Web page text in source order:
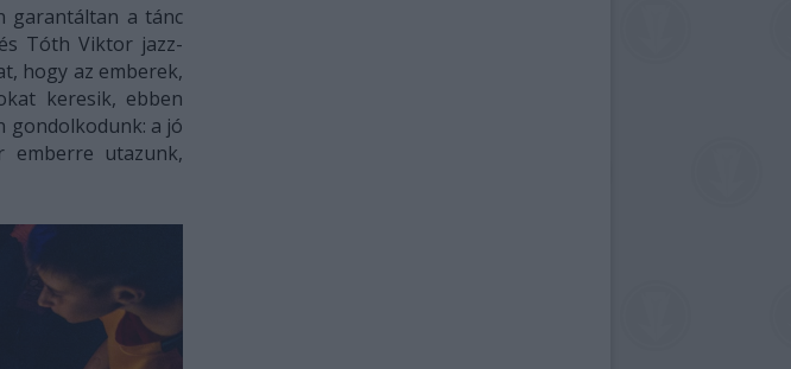
garantáltan a tánc
és Tóth Viktor jazz-
hogy az emberek,
keresik, ebben
gondolkodunk: a jó
emberre utazunk,